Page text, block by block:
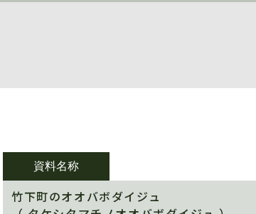
資料名称
竹下町のオオバボダイジュ